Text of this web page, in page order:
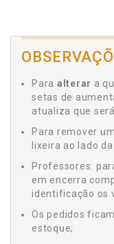
Para alterar a
setas de
atualiza que
Para remover
lixeira ao lado
Professores:
em encerra
identificação os
Os pedidos
estoque;